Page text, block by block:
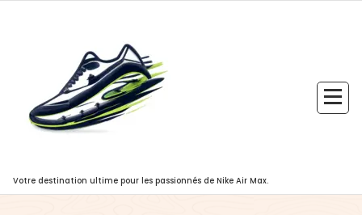
Votre destination ultime pour les passionnés de Nike Air Max.